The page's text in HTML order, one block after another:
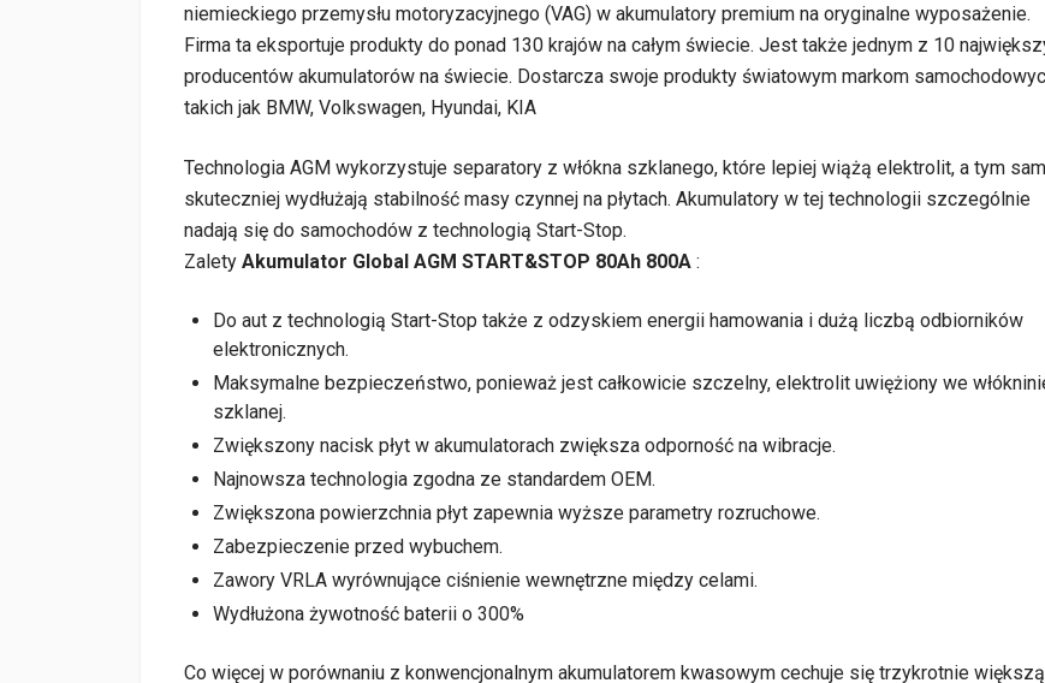
niemieckiego przemysłu motoryzacyjnego (VAG) w akumulatory premium na oryginalne wyposażenie.
Firma ta eksportuje produkty do ponad 130 krajów na całym świecie. Jest także jednym z 10
producentów akumulatorów na świecie. Dostarcza swoje produkty światowym markom
takich jak BMW, Volkswagen, Hyundai, KIA
Technologia AGM wykorzystuje separatory z włókna szklanego, które lepiej wiążą elektrolit, a tym
skuteczniej wydłużają stabilność masy czynnej na płytach. Akumulatory w tej technologii szczególnie
nadają się do samochodów z technologią Start-Stop.
Zalety Akumulator Global AGM START&STOP 80Ah 800A :
Do aut z technologią Start-Stop także z odzyskiem energii hamowania i dużą liczbą odbiorników
elektronicznych.
Maksymalne bezpieczeństwo, ponieważ jest całkowicie szczelny, elektrolit uwiężiony we
szklanej.
Zwiększony nacisk płyt w akumulatorach zwiększa odporność na wibracje.
Najnowsza technologia zgodna ze standardem OEM.
Zwiększona powierzchnia płyt zapewnia wyższe parametry rozruchowe.
Zabezpieczenie przed wybuchem.
Zawory VRLA wyrównujące ciśnienie wewnętrzne między celami.
Wydłużona żywotność baterii o 300%
Co więcej w porównaniu z konwencjonalnym akumulatorem kwasowym cechuje się trzykrotnie większą